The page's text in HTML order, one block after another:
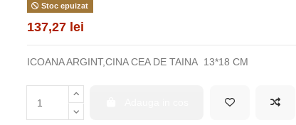
Stoc epuizat
137,27 lei
ICOANA ARGINT,CINA CEA DE TAINA 13*18 CM